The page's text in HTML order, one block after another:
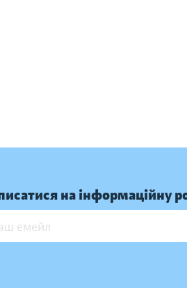
на інформаційну